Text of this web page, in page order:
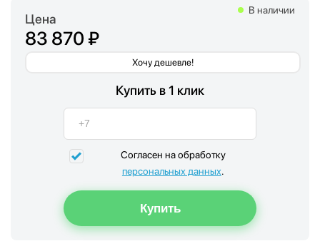
Цена
83 870 ₽
Хочу дешевле!
В наличии
Купить в 1 клик
Согласен на обработку
персональных данных.